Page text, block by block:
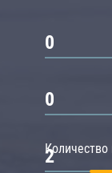
0
0
2